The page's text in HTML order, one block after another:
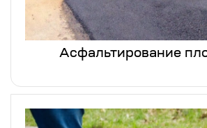
Асфальтирование